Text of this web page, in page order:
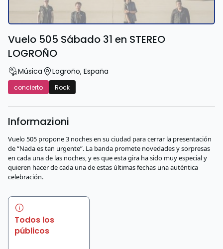
Vuelo 505 Sábado 31 en STEREO
LOGROÑO
Música Logroño, España
concierto Rock
Informazioni
Vuelo 505 propone 3 noches en su ciudad para cerrar la presentación
de “Nada es tan urgente”. La banda promete novedades y sorpresas
en cada una de las noches, y es que esta gira ha sido muy especial y
quieren hacer de cada una de estas últimas fechas una auténtica
celebración.
Todos los
públicos